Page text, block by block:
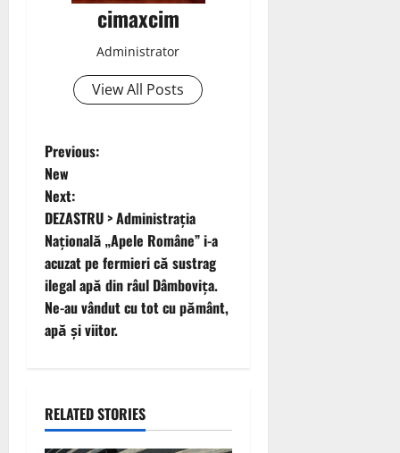
cimaxcim
Administrator
View All Posts
P
o
s
t
n
a
i
Previous:
New
Next:
DEZASTRU > Administrația
Națională „Apele Române” i-a
acuzat pe fermieri că sustrag
ilegal apă din râul Dâmbovița.
Ne-au vândut cu tot cu pământ,
apă și viitor.
RELATED STORIES